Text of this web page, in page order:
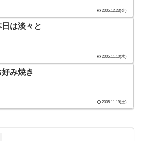
2005.12.23(金)
は淡々と
2005.11.10(木)
好み焼き
2005.11.19(土)